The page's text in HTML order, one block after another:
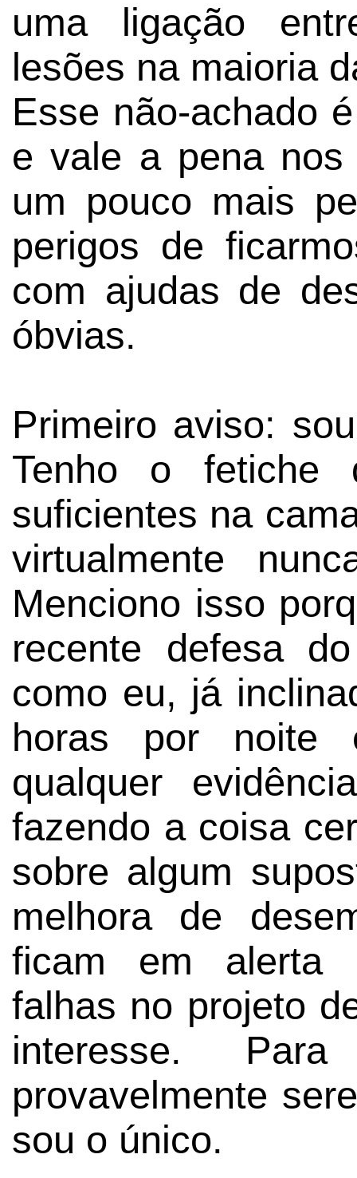
uma ligação
lesões na maioria
Esse não-achado
e vale a pena nos
um pouco mais
perigos de
com ajudas de
óbvias.
Primeiro aviso:
Tenho o fetiche
suficientes na
virtualmente
Menciono isso
recente defesa
como eu, já
horas por noite
qualquer
fazendo a coisa
sobre algum
melhora de
ficam em alerta
falhas no projeto
interesse.
provavelmente
sou o único.